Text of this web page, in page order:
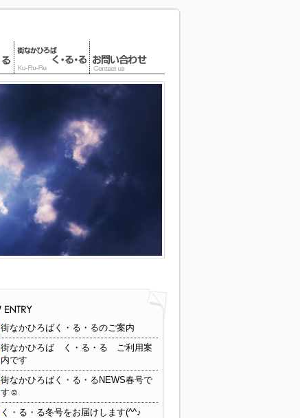
街なかひろばく・る・るのご案内
街なかひろば く・る・る ご利用案
内です
街なかひろばく・る・るNEWS春号で
す☺
く・る・る冬号をお届けします(^^♪